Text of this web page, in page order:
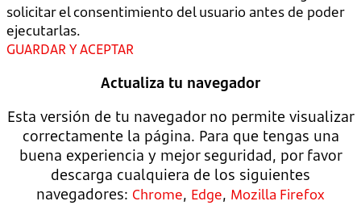
solicitar el consentimiento del usuario antes de poder
ejecutarlas.
GUARDAR Y ACEPTAR
Actualiza tu navegador
Esta versión de tu navegador no permite visualizar
correctamente la página. Para que tengas una
buena experiencia y mejor seguridad, por favor
descarga cualquiera de los siguientes
navegadores: Chrome, Edge, Mozilla Firefox